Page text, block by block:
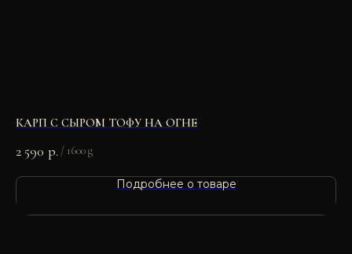
КАРП С СЫРОМ ТОФУ НА ОГНЕ
2 590 р. / 1600 g
Подробнее о товаре